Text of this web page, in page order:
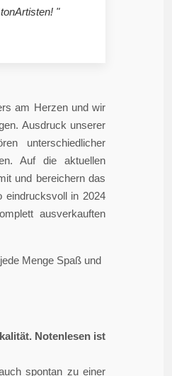
"
am Herzen und wir
Ausdruck unserer
unterschiedlicher
Auf die aktuellen
und bereichern das
eindrucksvoll in 2024
ausverkauften
Menge Spaß und
Notenlesen ist
spontan zu einer